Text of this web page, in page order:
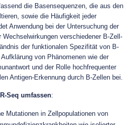
die Basensequenzen, die aus den
sowie die Häufigkeit jeder
Anwendung bei der Untersuchung der
verschiedener B-Zell-
der funktionalen Spezifität von B-
von Phänomenen wie der
und der Rolle hochfrequenter
Antigen-Erkennung durch B-Zellen bei.
Seq umfassen:
Mutationen in Zellpopulationen von